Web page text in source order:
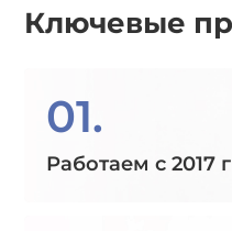
Ключевые
01.
Работаем с 2017 г